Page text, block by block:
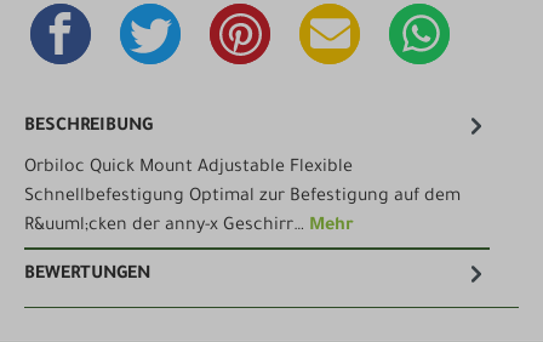
BESCHREIBUNG
Orbiloc Quick Mount Adjustable Flexible
Schnellbefestigung Optimal zur Befestigung auf dem
R&uuml;cken der anny-x Geschirr… Mehr
BEWERTUNGEN